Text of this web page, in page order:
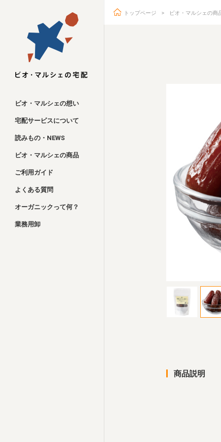
ビオ・マルシェ
ビオ・マルシェの想い
宅配サービスについて
読みもの・NEWS
ビオ・マルシェの商品
ご利用ガイド
よくある質問
オーガニックって何？
業務用卸
トップページ ビオ・マルシェの商
商品説明